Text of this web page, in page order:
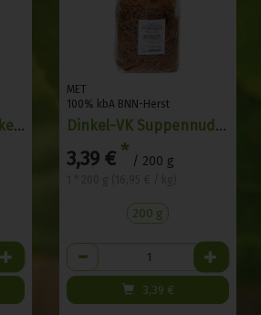
Dinkel-Vollkorn Fleckerln
MET
100% kbA BNN-Herst
Dinkel-VK Suppennudeln
3,39 € * / 200 g
200 g
Anzahl
3,39 €